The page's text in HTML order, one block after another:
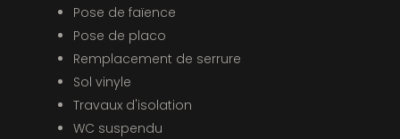
Pose de faïence
Pose de placo
Remplacement de serrure
Sol vinyle
Travaux d'isolation
WC suspendu